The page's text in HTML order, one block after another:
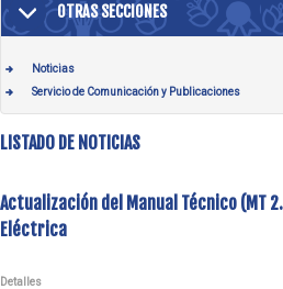
OTRAS SECCIONES
Noticias
Servicio de Comunicación y Publicaciones
LISTADO DE NOTICIAS
Actualización del Manual Técnico (MT
Eléctrica
Detalles